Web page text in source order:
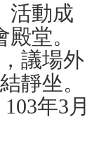
活動成
堂。
議場外
靜坐。
年3月